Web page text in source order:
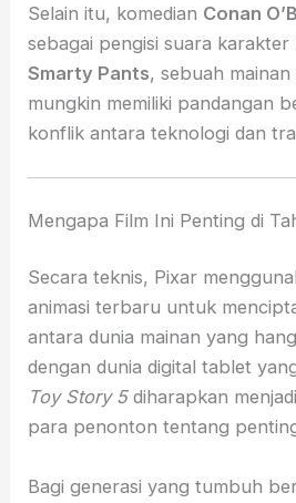
Selain itu, komedian Conan
sebagai pengisi suara
Smarty Pants, sebuah mainan
mungkin memiliki pandangan
konflik antara teknologi dan
Mengapa Film Ini Penting di
Secara teknis, Pixar
animasi terbaru untuk
antara dunia mainan yang
dengan dunia digital tablet
Toy Story 5diharapkan
para penonton tentang
Bagi generasi yang tumbuh